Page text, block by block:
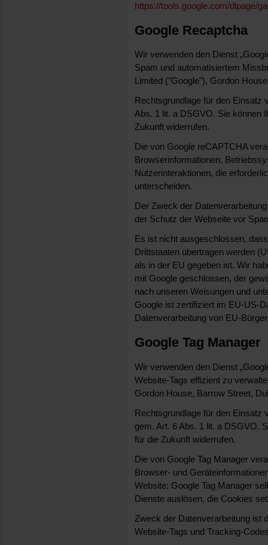
https://tools.google.com/dlpage/
Google Recaptcha
Wir verwenden den Dienst
Spam und automatisiertem
Limited ("Google"), Gordon
Rechtsgrundlage für den Einsatz
Abs. 1 lit. a DSGVO. Sie können
Zukunft widerrufen.
Die von Google reCAPTCHA
Browserinformationen,
Nutzerinteraktionen, die
unterscheiden.
Der Zweck der
der Schutz der Webseite vor
Es ist nicht ausgeschlossen,
Drittstaaten übertragen werden
als in der EU gegeben ist. Wir
mit Google geschlossen, der
nach unseren Weisungen und
Google ist zertifiziert im EU-US-
Datenverarbeitung von EU-
Google Tag Manager
Wir verwenden den Dienst
Website-Tags effizient zu
Gordon House, Barrow Street,
Rechtsgrundlage für den Einsatz
gem. Art. 6 Abs. 1 lit. a DSGVO.
für die Zukunft widerrufen.
Die von Google Tag Manager
Browser- und
Website; Google Tag Manager
Dienste auslösen, die Cookies
Zweck der Datenverarbeitung ist
Website-Tags und Tracking-